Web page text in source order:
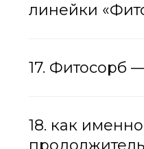
линейки
17. Фитосорб
18. как